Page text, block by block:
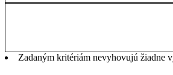
Zadaným kritériám nevyhovujú žiadne